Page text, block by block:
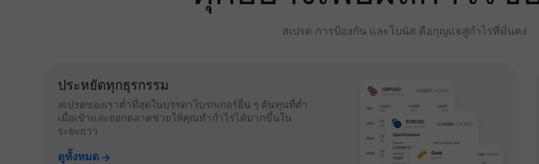
สเปรด การป้องกัน และโบนัส คือกุญแจสู่กำไรที่มั่นคง
ประหยัดทุกธุรกรรม
สเปรดของเราต่ำที่สุดในบรรดาโบรกเกอร์อื่น ๆ ต้นทุนที่ต่ำ
เมื่อเข้าและออกตลาดช่วยให้คุณทำกำไรได้มากขึ้นใน
ระยะยาว
ดูทั้งหมด